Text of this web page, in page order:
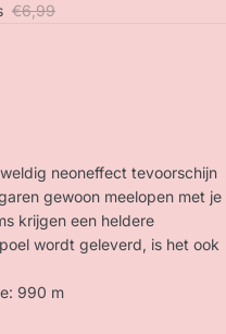
€6,99
neoneffect tevoorschijn
gewoon meelopen met je
krijgen een heldere
wordt geleverd, is het ook
990 m